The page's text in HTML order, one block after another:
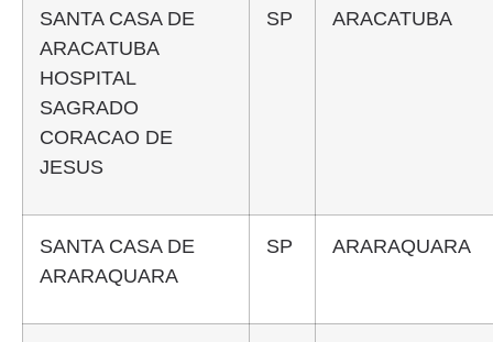
SANTA CASA DE
ARACATUBA
HOSPITAL
SAGRADO
CORACAO DE
JESUS
SP ARACATUBA
SANTA CASA DE
ARARAQUARA
SP ARARAQUARA